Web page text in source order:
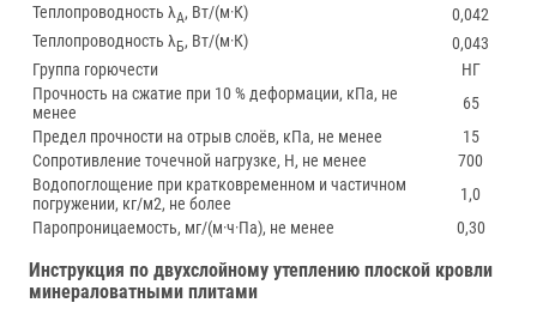
Теплопроводность λA, Вт/(м·К)
0,042
Теплопроводность λБ, Вт/(м·К)
0,043
Группа горючести
НГ
Прочность на сжатие при 10 % деформации, кПа, не
менее
65
Предел прочности на отрыв слоёв, кПа, не менее
15
Сопротивление точечной нагрузке, Н, не менее
700
Водопоглощение при кратковременном и частичном
погружении, кг/м2, не более
1,0
Паропроницаемость, мг/(м·ч·Па), не менее
0,30
Инструкция по двухслойному утеплению плоской кровли
минераловатными плитами